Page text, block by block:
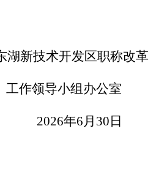
湖新技术开发区职称改革
工作领导小组办公室
2026年6月 30 日